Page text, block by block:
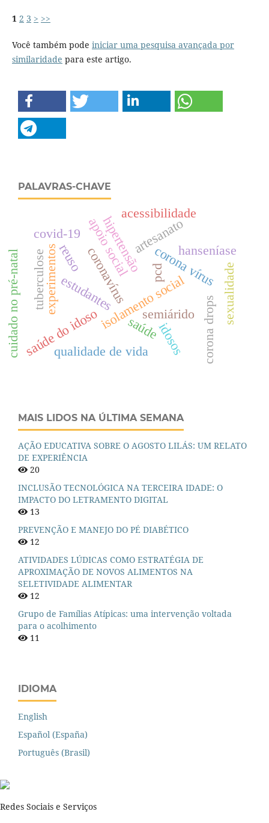
1 2 3 > >>
Você também pode iniciar uma pesquisa avançada por
similaridade para este artigo.
PALAVRAS-CHAVE
corona vírus
isolamento social
semiárido
estudantes
apoio social
saúde do idoso corona drops
coronavírus
experimentos hipertensão
covid-19
saúde
artesanato
reuso
tuberculose hanseníase
idosos
qualidade de vida
acessibilidade
pcd
cuidado no pré-natal sexualidade
MAIS LIDOS NA ÚLTIMA SEMANA
AÇÃO EDUCATIVA SOBRE O AGOSTO LILÁS: UM RELATO
DE EXPERIÊNCIA
20
INCLUSÃO TECNOLÓGICA NA TERCEIRA IDADE: O
IMPACTO DO LETRAMENTO DIGITAL
13
PREVENÇÃO E MANEJO DO PÉ DIABÉTICO
12
ATIVIDADES LÚDICAS COMO ESTRATÉGIA DE
APROXIMAÇÃO DE NOVOS ALIMENTOS NA
SELETIVIDADE ALIMENTAR
12
Grupo de Famílias Atípicas: uma intervenção voltada
para o acolhimento
11
IDIOMA
English
Español (España)
Português (Brasil)
Redes Sociais e Serviços